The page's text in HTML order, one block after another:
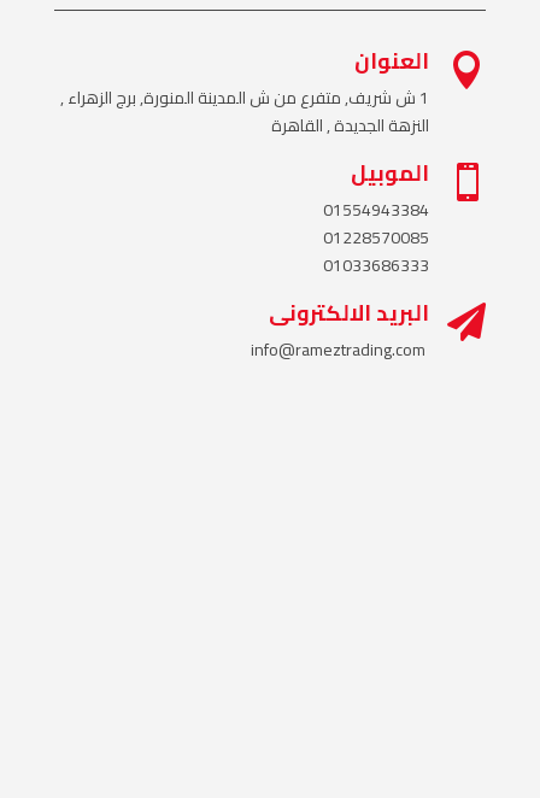
 العنوان
1 ش شريف, متفرع من ش المدينة المنورة, برج الزهراء ,
النزهة الجديدة , القاهرة
 الموبيل
01554943384
01228570085
01033686333
 البريد الالكترونى
info@rameztrading.com